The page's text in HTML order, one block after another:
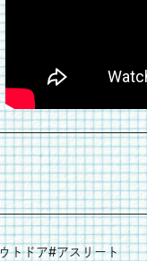
トドア#アスリート